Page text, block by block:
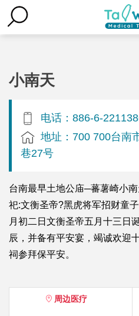
小南天
电话：886-6-
地址：700 700台南
巷27号
台南最早土地公庙─蕃薯崎小
祀:文衡圣帝?黑虎将军招财童
月初二日文衡圣帝五月十三日
辰，并备有平安宴，竭诚欢迎
祠参拜保平安。
周边医疗